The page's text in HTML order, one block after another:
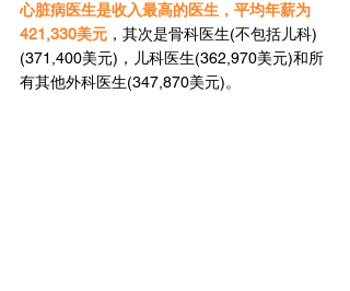
心脏病医生是收入最高的医生，平均年薪为
421,330美元 ，其次是骨科医生(不包括儿科)
(371,400美元)，儿科医生(362,970美元)和所
有其他外科医生(347,870美元)。